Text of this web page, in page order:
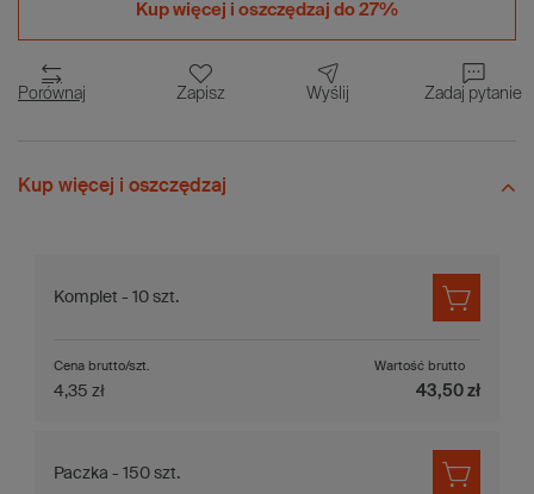
Kup więcej i oszczędzaj do 27%
Porównaj Zapisz Wyślij Zadaj pytanie
Kup więcej i oszczędzaj
Komplet - 10 szt.
Cena brutto/szt.
4,35 zł
Wartość brutto
43,50 zł
Paczka - 150 szt.